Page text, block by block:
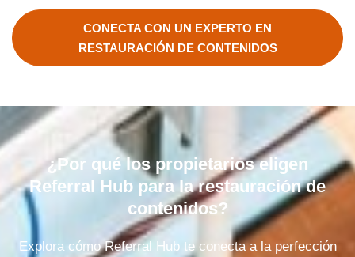
CONECTA CON UN EXPERTO EN
RESTAURACIÓN DE CONTENIDOS
¿Por qué los propietarios eligen
Referral Hub para la restauración de
contenidos?
Explora cómo Referral Hub te conecta a la perfección